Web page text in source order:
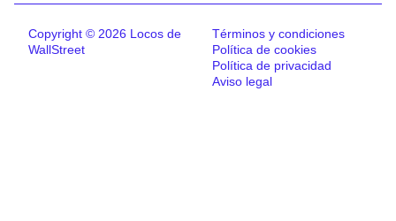
Copyright © 2026 Locos de
WallStreet
Términos y condiciones
Política de cookies
Política de privacidad
Aviso legal